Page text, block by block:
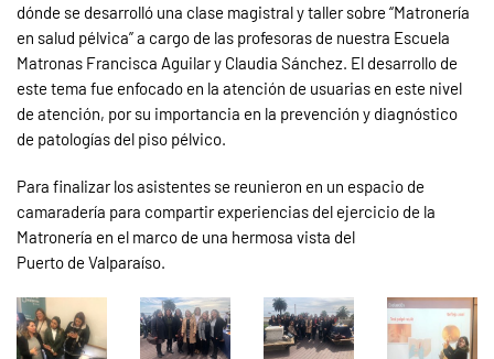
dónde se desarrolló una clase magistral y taller sobre “Matronería
en salud pélvica” a cargo de las profesoras de nuestra Escuela
Matronas Francisca Aguilar y Claudia Sánchez. El desarrollo de
este tema fue enfocado en la atención de usuarias en este nivel
de atención, por su importancia en la prevención y diagnóstico
de patologías del piso pélvico.
Para finalizar los asistentes se reunieron en un espacio de
camaradería para compartir experiencias del ejercicio de la
Matronería en el marco de una hermosa vista del
Puerto de Valparaíso.